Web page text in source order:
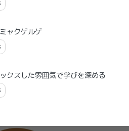
ャクゲルゲ
クスした雰囲気で学びを深める